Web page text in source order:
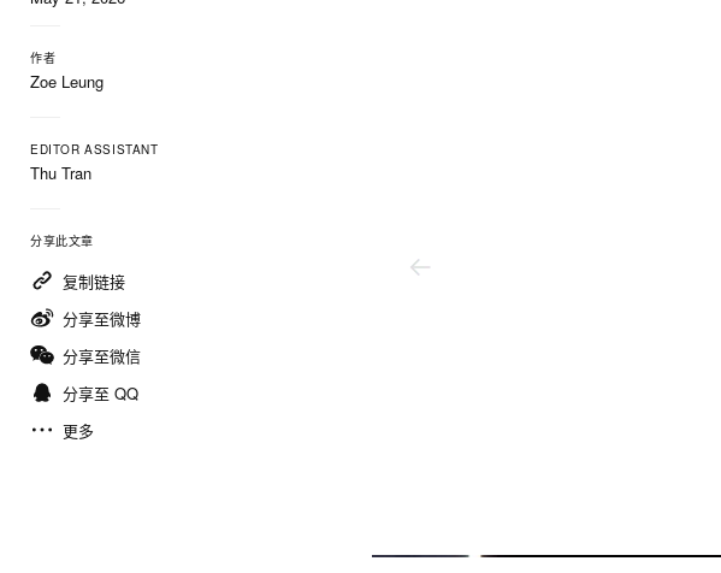
作者
Zoe Leung
EDITOR ASSISTANT
Thu Tran
分享此文章
复制链接
分享至微博
分享至微信
分享至 QQ
更多